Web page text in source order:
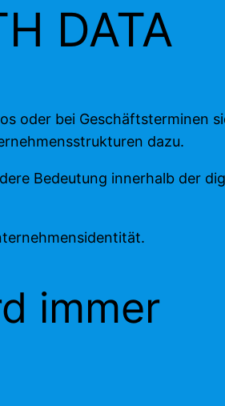
DATA
oder bei Geschäftsterminen
dazu.
Bedeutung innerhalb der
immer